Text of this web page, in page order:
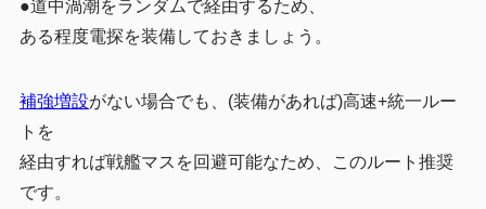
●道中渦潮をランダムで経由するため、
ある程度電探を装備しておきましょう。
補強増設がない場合でも、(装備があれば)高速+統一ルー
トを
経由すれば戦艦マスを回避可能なため、このルート推奨
です。